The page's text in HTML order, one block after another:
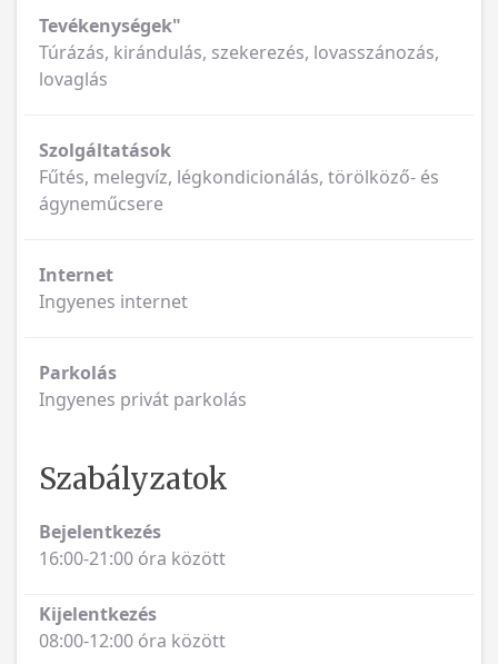
Tevékenységek"
Túrázás, kirándulás, szekerezés, lovasszánozás,
lovaglás
Szolgáltatások
Fűtés, melegvíz, légkondicionálás, törölköző- és
ágyneműcsere
Internet
Ingyenes internet
Parkolás
Ingyenes privát parkolás
Szabályzatok
Bejelentkezés
16:00-21:00 óra között
Kijelentkezés
08:00-12:00 óra között